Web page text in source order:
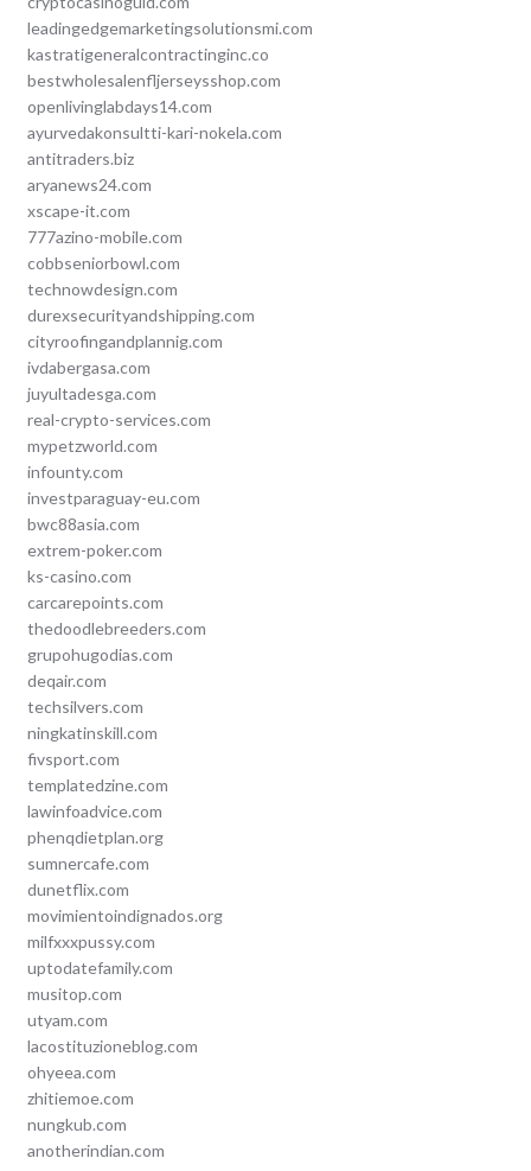
leadingedgemarketingsolutionsmi.com
kastratigeneralcontractinginc.co
bestwholesalenfljerseysshop.com
openlivinglabdays14.com
ayurvedakonsultti-kari-nokela.com
antitraders.biz
aryanews24.com
xscape-it.com
777azino-mobile.com
cobbseniorbowl.com
technowdesign.com
durexsecurityandshipping.com
cityroofingandplannig.com
ivdabergasa.com
juyultadesga.com
real-crypto-services.com
mypetzworld.com
infounty.com
investparaguay-eu.com
bwc88asia.com
extrem-poker.com
ks-casino.com
carcarepoints.com
thedoodlebreeders.com
grupohugodias.com
deqair.com
techsilvers.com
ningkatinskill.com
fivsport.com
templatedzine.com
lawinfoadvice.com
phenqdietplan.org
sumnercafe.com
dunetflix.com
movimientoindignados.org
milfxxxpussy.com
uptodatefamily.com
musitop.com
utyam.com
lacostituzioneblog.com
ohyeea.com
zhitiemoe.com
nungkub.com
anotherindian.com